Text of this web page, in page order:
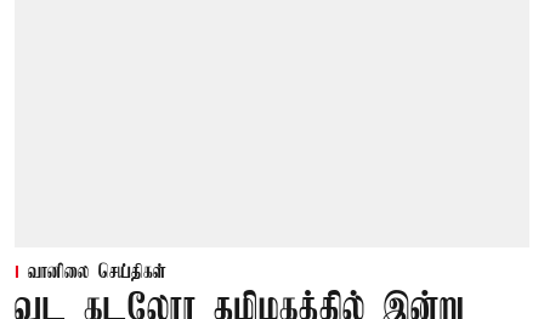
வானிலை செய்திகள்
வட கடலோர தமிழகத்தில் இன்று